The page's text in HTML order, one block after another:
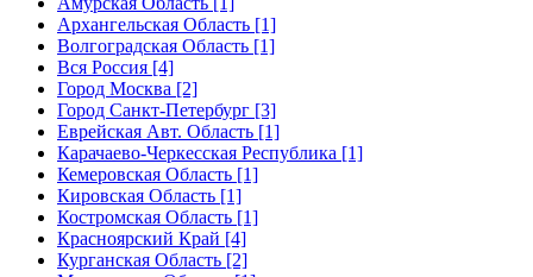
Архангельская Область [1]
Волгоградская Область [1]
Вся Россия [4]
Город Москва [2]
Город Санкт-Петербург [3]
Еврейская Авт. Область [1]
Карачаево-Черкесская Республика [1]
Кемеровская Область [1]
Кировская Область [1]
Костромская Область [1]
Красноярский Край [4]
Курганская Область [2]